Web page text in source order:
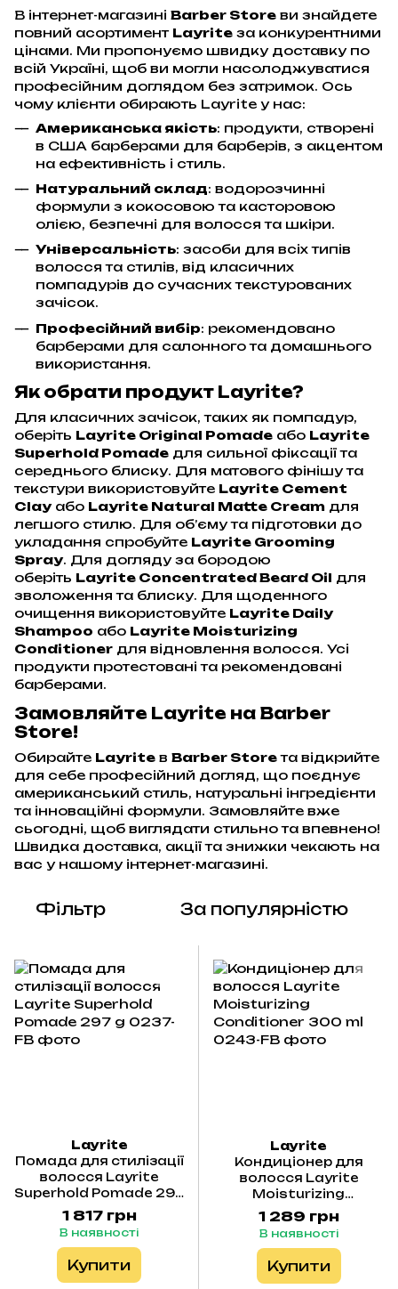
В інтернет-магазині Barber Store ви знайдете
повний асортимент Layrite за конкурентними
цінами. Ми пропонуємо швидку доставку по
всій Україні, щоб ви могли насолоджуватися
професійним доглядом без затримок. Ось
чому клієнти обирають Layrite у нас:
Американська якість: продукти, створені
в США барберами для барберів, з акцентом
на ефективність і стиль.
Натуральний склад: водорозчинні
формули з кокосовою та касторовою
олією, безпечні для волосся та шкіри.
Універсальність: засоби для всіх типів
волосся та стилів, від класичних
помпадурів до сучасних текстурованих
зачісок.
Професійний вибір: рекомендовано
барберами для салонного та домашнього
використання.
Як обрати продукт Layrite?
Для класичних зачісок, таких як помпадур,
оберіть Layrite Original Pomade або Layrite
Superhold Pomade для сильної фіксації та
середнього блиску. Для матового фінішу та
текстури використовуйте Layrite Cement
Clayабо Layrite Natural Matte Cream для
легшого стилю. Для об’єму та підготовки до
укладання спробуйте Layrite Grooming
Spray. Для догляду за бородою
оберіть Layrite Concentrated Beard Oil для
зволоження та блиску. Для щоденного
очищення використовуйте Layrite Daily
Shampoo або Layrite Moisturizing
Conditioner для відновлення волосся. Усі
продукти протестовані та рекомендовані
барберами.
Замовляйте Layrite на Barber
Store!
Обирайте Layrite в Barber Storeта відкрийте
для себе професійний догляд, що поєднує
американський стиль, натуральні інгредієнти
та інноваційні формули. Замовляйте вже
сьогодні, щоб виглядати стильно та впевнено!
Швидка доставка, акції та знижки чекають на
вас у нашому інтернет-магазині.
Фільтр За популярністю
Layrite
Помада для стилізації
волосся Layrite
Superhold Pomade 297
g
1 817 грн
В наявності
Купити
Layrite
Кондиціонер для
волосся Layrite
Moisturizing
Conditioner 300 ml
1 289 грн
В наявності
Купити